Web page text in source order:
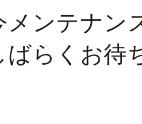
メンテナン
ばらくお待